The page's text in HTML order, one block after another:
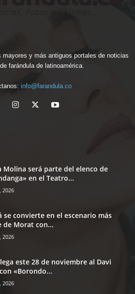
mayores y más antiguos portales de noticias
farándula de latinoamérica.
info@farandula.co
Molina será parte del elenco de
en el Teatro...
2026
se convierte en el escenario más
de Morat con...
2026
este 28 de noviembre al Davi
«Borondo...
2026